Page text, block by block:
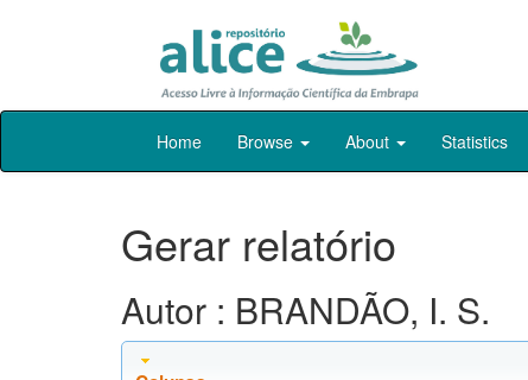
Skip
Home Browse About Statistics
Gerar relatório
Autor : BRANDÃO, I. S.